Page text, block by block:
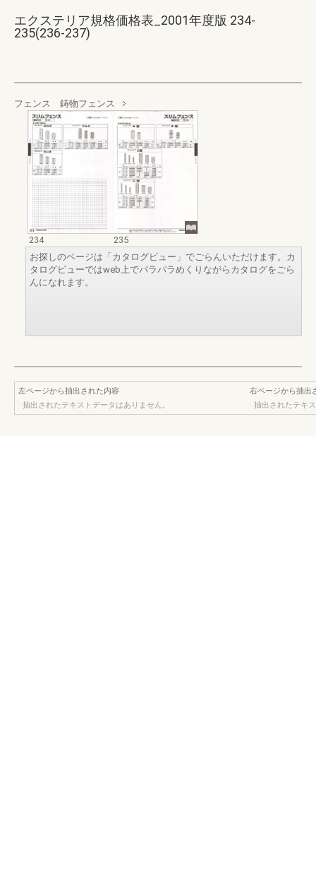
エクステリア規格価格表_2001年度版 234-
235(236-237)
フェンス 鋳物フェンス
234
235
お探しのページは「カタログビュー」でごらんいただけます。カ
タログビューではweb上でパラパラめくりながらカタログをごら
んになれます。
左ページから抽出された内容
抽出されたテキストデータはありません。
右ページから抽出
抽出されたテキ